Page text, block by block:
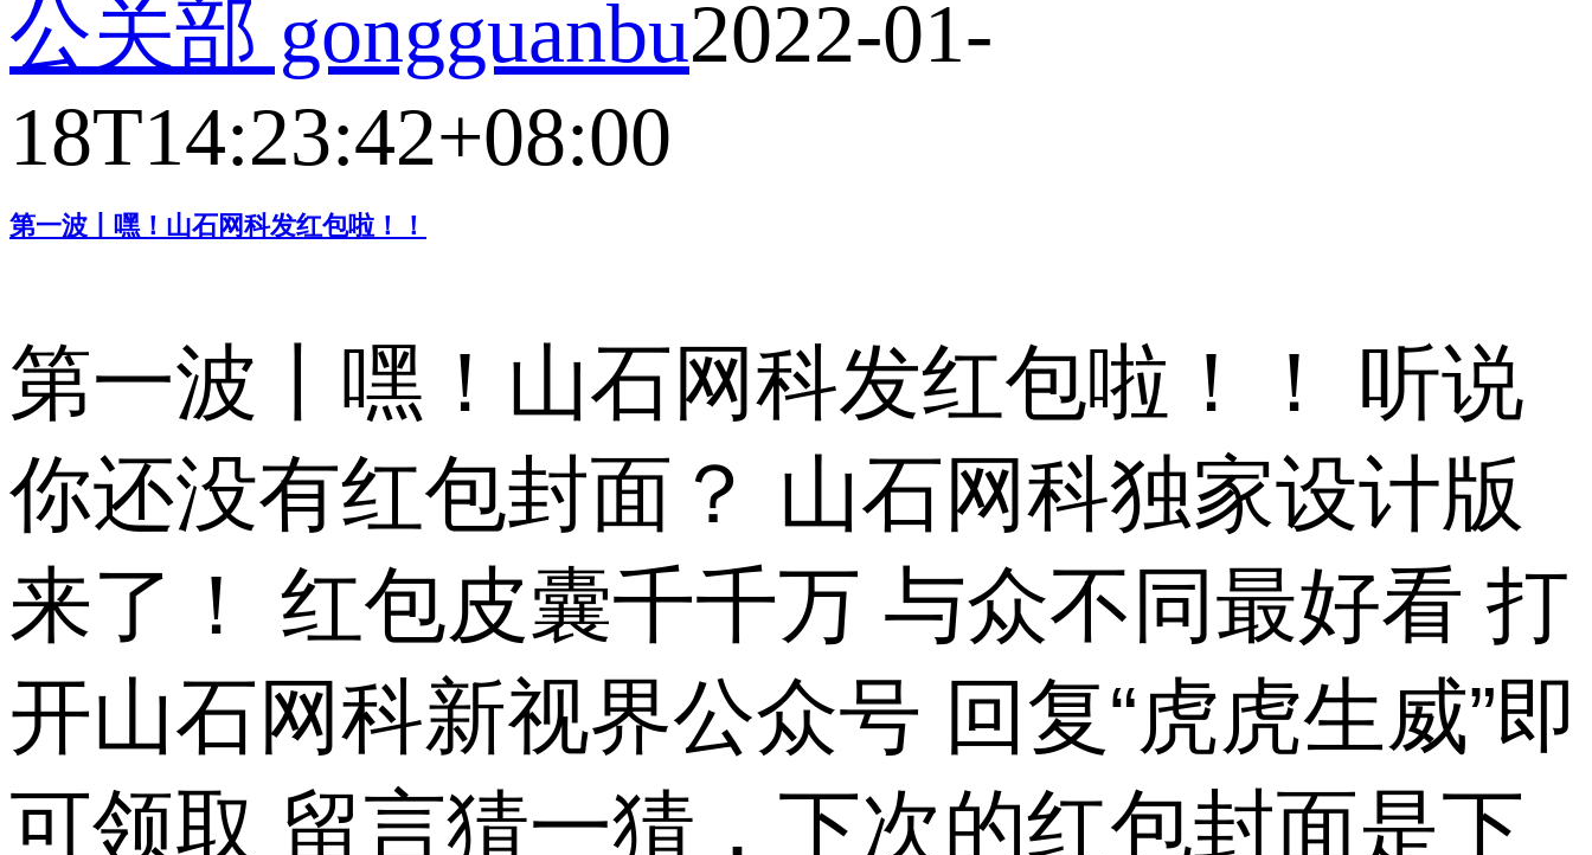
公关部 gongguanbu2022-01-
18T14:23:42+08:00
第一波丨嘿！山石网科发红包啦！！
第一波丨嘿！山石网科发红包啦！！ 听说
你还没有红包封面？ 山石网科独家设计版
来了！ 红包皮囊千千万 与众不同最好看 打
开山石网科新视界公众号 回复“虎虎生威”即
可领取 留言猜一猜，下次的红包封面是下